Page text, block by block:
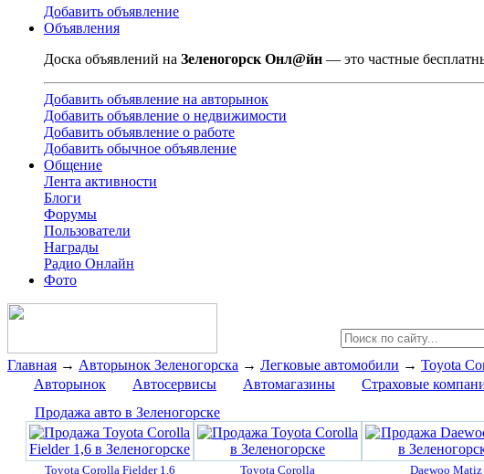
Добавить объявление
Объявления
Доска объявлений на Зеленогорск Онл@йн — это частные
Добавить объявление на авторынок
Добавить объявление о недвижимости
Добавить объявление о работе
Добавить обычное объявление
Общение
Лента активности
Блоги
Форумы
Пользователи
Награды
Радио Онлайн
Фото
Главная → Авторынок Зеленогорска → Легковые автомобили → Toyota
Авторынок
Автосервисы Автомагазины Страховые
Продажа авто в Зеленогорске
Toyota Corolla Fielder 1,6 Toyota Corolla Daewoo Matiz